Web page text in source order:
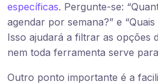
específicas. Pergunte-se:
agendar por semana?” e
Isso ajudará a filtrar as opções
nem toda ferramenta serve
Outro ponto importante é a